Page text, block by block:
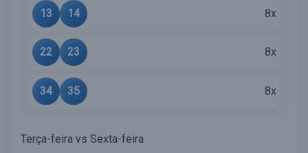
13 14 8x
22 23 8x
34 35 8x
Terça-feira vs Sexta-feira